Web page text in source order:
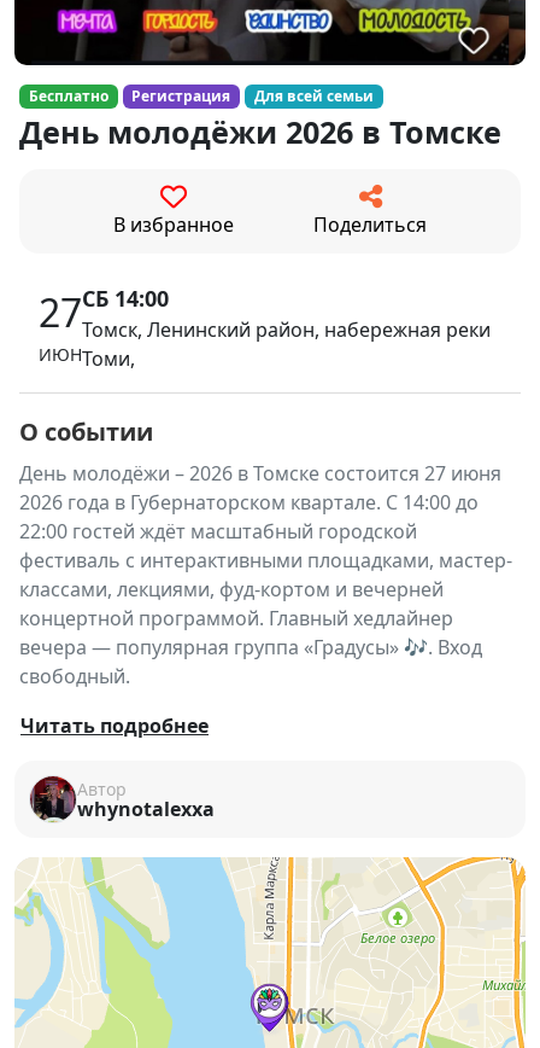
Бесплатно Регистрация Для всей семьи
День молодёжи 2026 в Томске
В избранное Поделиться
27
ИЮН
СБ 14:00
Томск, Ленинский район, набережная реки
Томи,
О событии
День молодёжи – 2026 в Томске состоится 27 июня
2026 года в Губернаторском квартале. С 14:00 до
22:00 гостей ждёт масштабный городской
фестиваль с интерактивными площадками, мастер-
классами, лекциями, фуд-кортом и вечерней
концертной программой. Главный хедлайнер
вечера — популярная группа «Градусы» 🎶. Вход
свободный.
🔥Томск встречает День молодёжи 2026 в ярком
27 июня Губернаторский квартал превратится в
большое городское пространство, наполненное
музыкой, движением, творчеством и атмосферой
праздника 🎉
С 14:00 начнут работу тематические площадки:
— спорт и экстремальные активности 🏃‍♂️
— креативные индустрии и мастер-классы 🎨
— лекции, карьера и бизнес 💼
Читать подробнее
Автор
whynotalexxa